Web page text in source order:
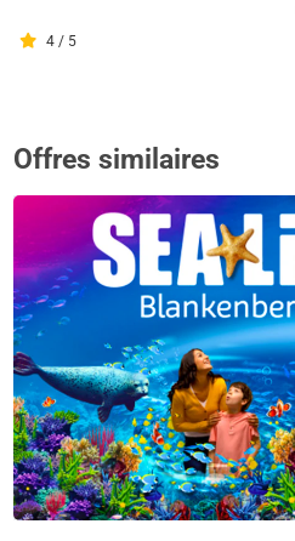
4 / 5
Offres similaires